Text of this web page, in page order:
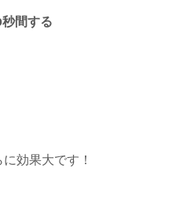
間する
効果大です！